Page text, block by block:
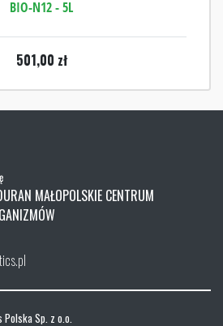
BIO-N12 - 5L
501,00 zł
MAŁOPOLSKIE CENTRUM
Sp. z o.o.